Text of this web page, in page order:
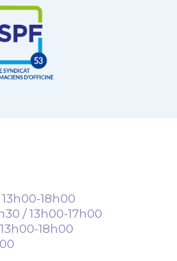
18h00
/ 13h00-17h00
18h00